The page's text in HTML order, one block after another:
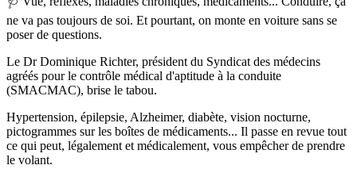
ne va pas toujours de soi. Et pourtant, on monte en voiture sans se
poser de questions.
Le Dr Dominique Richter, président du Syndicat des médecins
agréés pour le contrôle médical d'aptitude à la conduite
(SMACMAC), brise le tabou.
Hypertension, épilepsie, Alzheimer, diabète, vision nocturne,
pictogrammes sur les boîtes de médicaments... Il passe en revue tout
ce qui peut, légalement et médicalement, vous empêcher de prendre
le volant.